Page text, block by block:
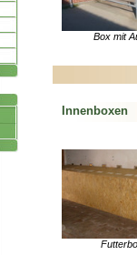
Box mit
Innenboxen